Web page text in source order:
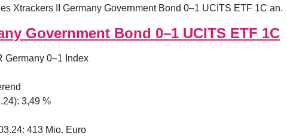
Xtrackers II Germany Government Bond 0–1 UCITS ETF 1C an.
Government Bond 0–1 UCITS ETF 1C
Germany 0–1 Index
3,49 %
413 Mio. Euro